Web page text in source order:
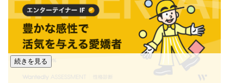
徴があります。
また、会長に迎えた八木洋介氏とともにサービスを開発＆提
供する機会を増やし、
さらに内容の充実を図っております。
続きを見る